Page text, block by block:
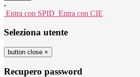
-
Entra con SPID Entra con CIE
Seleziona utente
button close ×
Recupero password